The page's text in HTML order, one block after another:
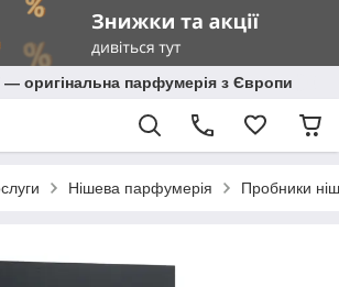
— оригінальна парфумерія з Європи
Нішева парфумерія Пробники